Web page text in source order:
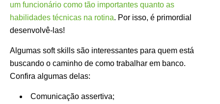
um funcionário como tão importantes quanto as
habilidades técnicas na rotina. Por isso, é primordial
desenvolvê-las!
Algumas soft skills são interessantes para quem está
buscando o caminho de como trabalhar em banco.
Confira algumas delas:
Comunicação assertiva;